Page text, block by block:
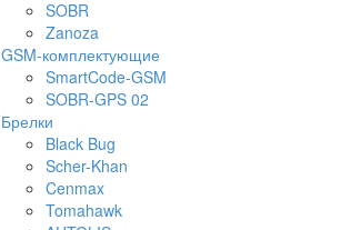
SOBR
Zanoza
GSM-комплектующие
SmartCode-GSM
SOBR-GPS 02
Брелки
Black Bug
Scher-Khan
Cenmax
Tomahawk